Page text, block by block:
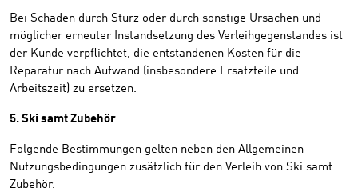
Bei Schäden durch Sturz oder durch sonstige Ursachen und
möglicher erneuter Instandsetzung des Verleihgegenstandes ist
der Kunde verpflichtet, die entstandenen Kosten für die
Reparatur nach Aufwand (insbesondere Ersatzteile und
Arbeitszeit) zu ersetzen.
5. Ski samt Zubehör
Folgende Bestimmungen gelten neben den Allgemeinen
Nutzungsbedingungen zusätzlich für den Verleih von Ski samt
Zubehör.